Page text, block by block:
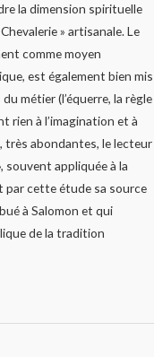
la dimension spirituelle
» artisanale. Le
comme moyen
est également bien mis
métier (l’équerre, la règle
rien à l’imagination et à
très abondantes, le lecteur
souvent appliquée à la
cette étude sa source
à Salomon et qui
de la tradition